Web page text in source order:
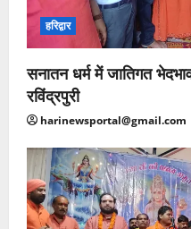
हरिद्वार
सनातन धर्म में जातिगत
रविंद्रपुरी
harinewsportal@gmail.com